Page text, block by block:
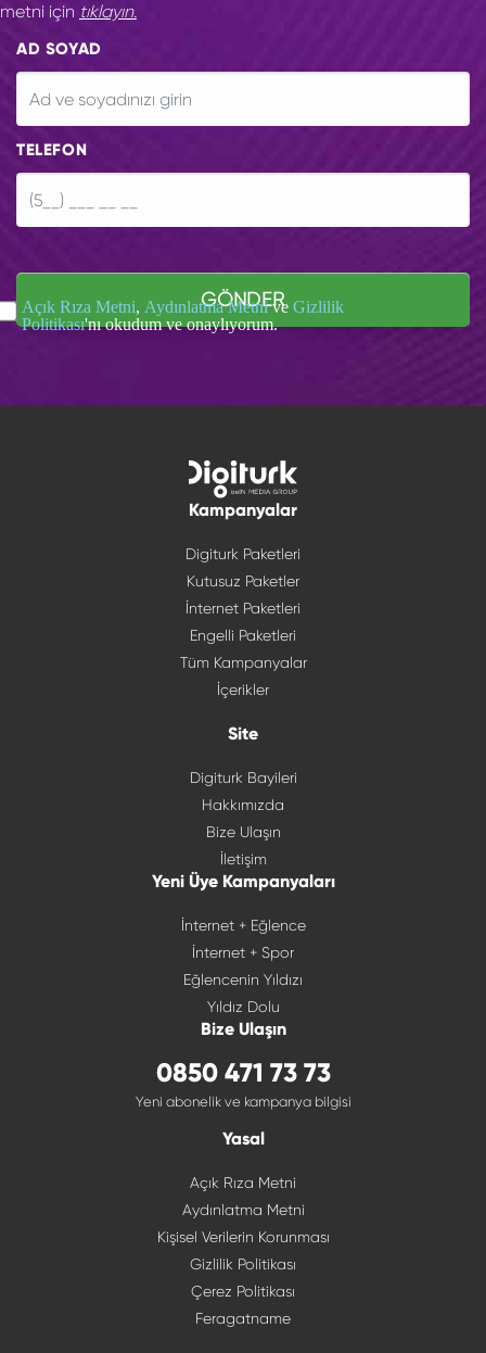
metni için tıklayın.
AD SOYAD
TELEFON
GÖNDER
Açık Rıza Metni, Aydınlatma Metnive Gizlilik
Politikası'nı okudum ve onaylıyorum.
Kampanyalar
Digiturk Paketleri
Kutusuz Paketler
İnternet Paketleri
Engelli Paketleri
Tüm Kampanyalar
İçerikler
Site
Digiturk Bayileri
Hakkımızda
Bize Ulaşın
İletişim
Yeni Üye Kampanyaları
İnternet + Eğlence
İnternet + Spor
Eğlencenin Yıldızı
Yıldız Dolu
Bize Ulaşın
0850 471 73 73
Yeni abonelik ve kampanya bilgisi
Yasal
Açık Rıza Metni
Aydınlatma Metni
Kişisel Verilerin Korunması
Gizlilik Politikası
Çerez Politikası
Feragatname